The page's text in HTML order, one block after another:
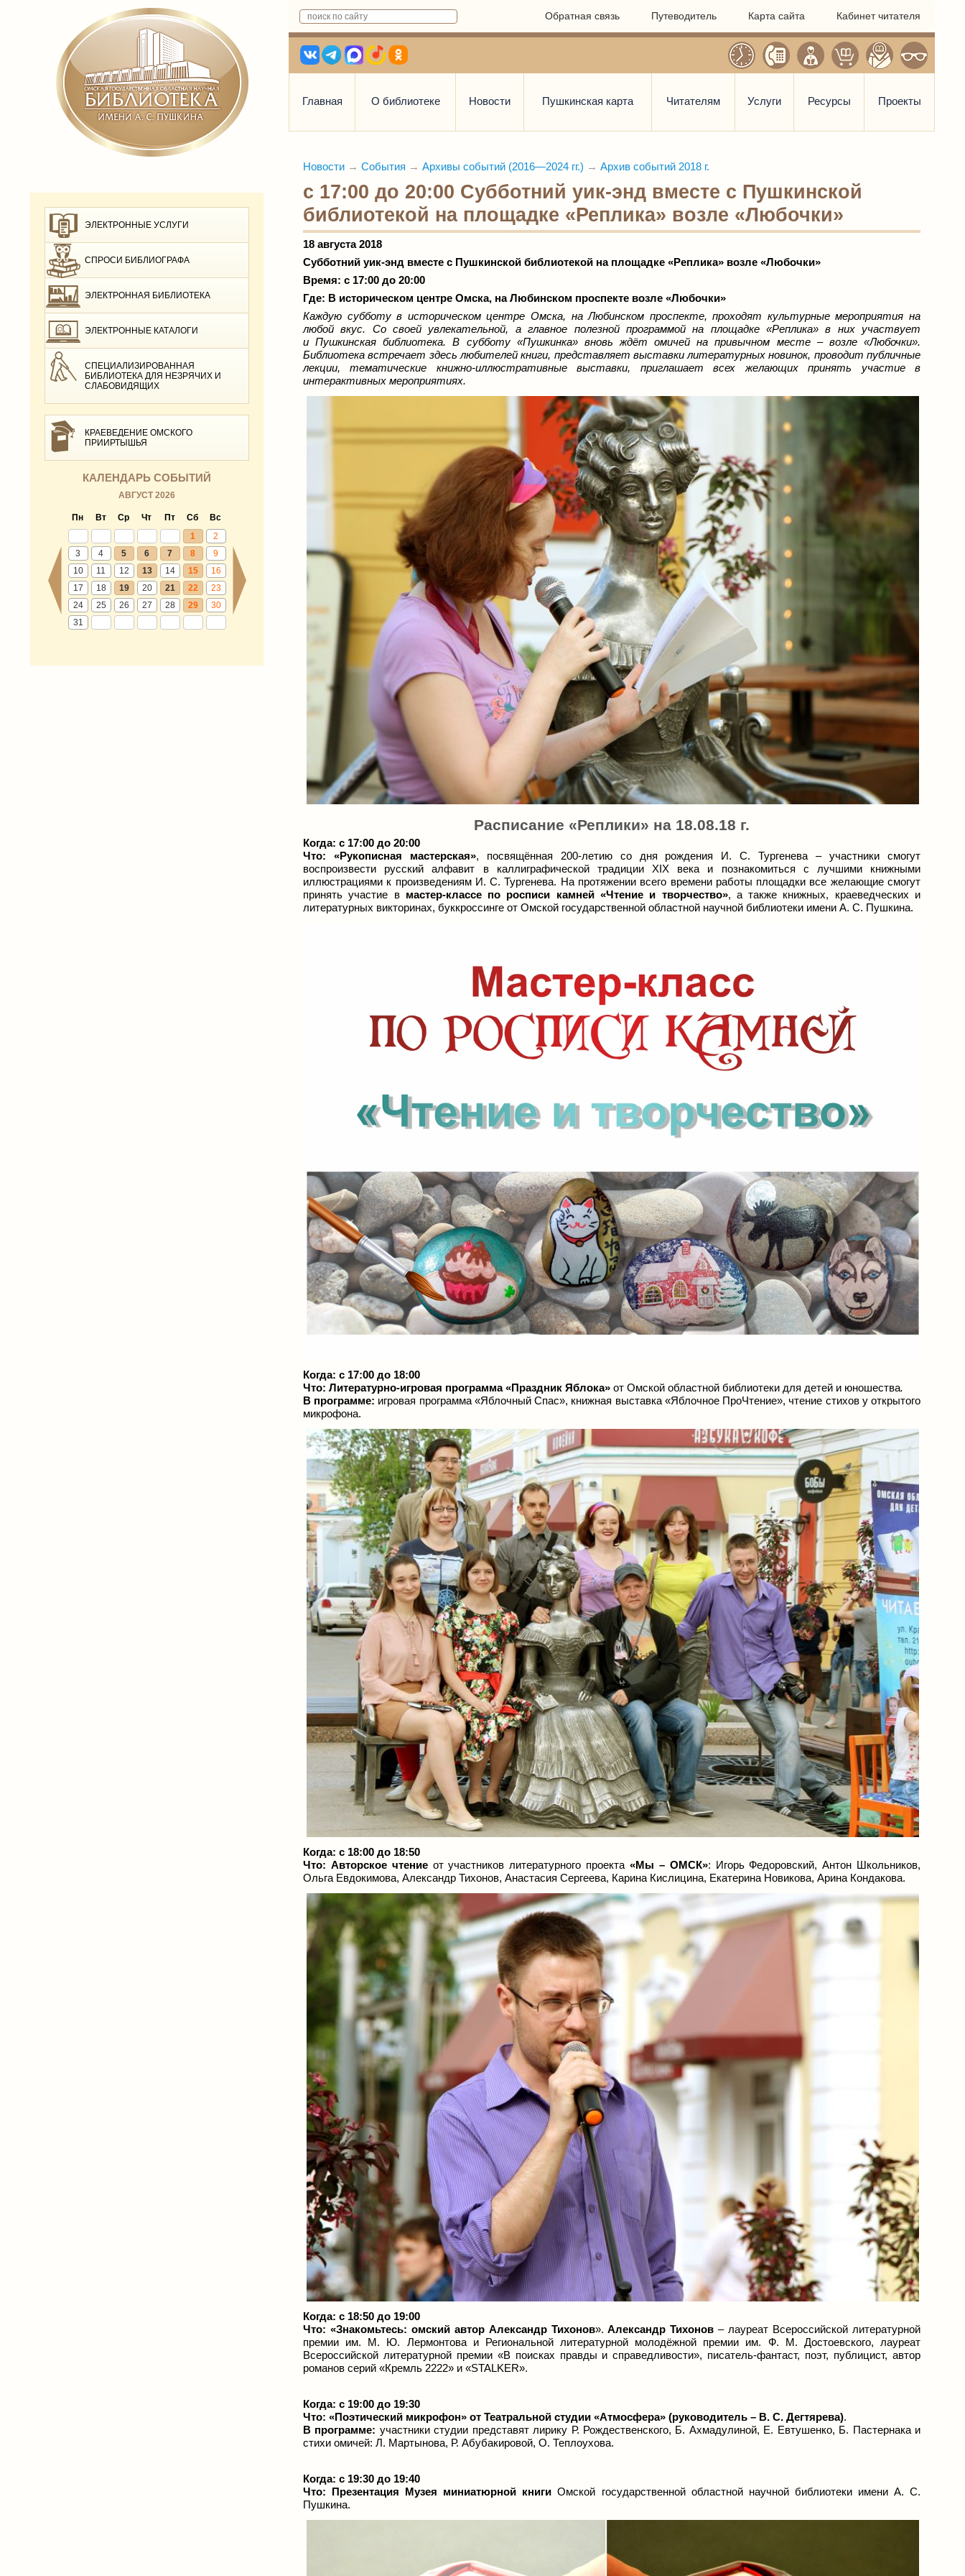
Обратная связь Путеводитель Карта сайта Кабинет читателя
Главная О библиотеке Новости Пушкинская карта Читателям Услуги Ресурсы Проекты
ЭЛЕКТРОННЫЕ УСЛУГИ
СПРОСИ БИБЛИОГРАФА
ЭЛЕКТРОННАЯ БИБЛИОТЕКА
ЭЛЕКТРОННЫЕ КАТАЛОГИ
СПЕЦИАЛИЗИРОВАННАЯ
БИБЛИОТЕКА ДЛЯ НЕЗРЯЧИХ И
СЛАБОВИДЯЩИХ
КРАЕВЕДЕНИЕ ОМСКОГО
ПРИИРТЫШЬЯ
КАЛЕНДАРЬ СОБЫТИЙ
АВГУСТ 2026
Пн Вт Ср Чт Пт Сб
Вс
1
2
3
4 5 6 7 8
9
10
11 12 13 14 15
16
17
18 19 20 21 22
23
24
25 26 27 28 29
30
31
Новости → События → Архивы событий (2016—2024 гг.) → Архив событий 2018 г.
с 17:00 до 20:00 Субботний уик-энд вместе с Пушкинской
библиотекой на площадке «Реплика» возле «Любочки»
18 августа 2018
Субботний уик-энд вместе с Пушкинской библиотекой на площадке «Реплика» возле «Любочки»
Время: с 17:00 до 20:00
Где: В историческом центре Омска, на Любинском проспекте возле «Любочки»
Каждую субботу в историческом центре Омска, на Любинском проспекте, проходят культурные мероприятия на
любой вкус. Со своей увлекательной, а главное полезной программой на площадке «Реплика» в них участвует
и Пушкинская библиотека. В субботу «Пушкинка» вновь ждёт омичей на привычном месте – возле «Любочки».
Библиотека встречает здесь любителей книги, представляет выставки литературных новинок, проводит публичные
лекции, тематические книжно-иллюстративные выставки, приглашает всех желающих принять участие в
интерактивных мероприятиях.
Расписание «Реплики» на 18.08.18 г.
Когда: с 17:00 до 20:00
Что:
«Рукописная мастерская», посвящённая 200-летию со дня рождения И. С. Тургенева – участники смогут
воспроизвести русский алфавит в каллиграфической традиции XIX века и познакомиться с лучшими книжными
иллюстрациями к произведениям И. С. Тургенева. На протяжении всего времени работы площадки все желающие смогут
принять участие в мастер-классе по росписи камней «Чтение и творчество», а также книжных, краеведческих и
литературных викторинах, буккроссинге от Омской государственной областной научной библиотеки имени А. С. Пушкина.
Когда: с 17:00 до 18:00
Что: Литературно-игровая программа«Праздник Яблока» от Омской областной библиотеки для детей и юношества.
В программе: игровая программа «Яблочный Спас», книжная выставка «Яблочное ПроЧтение», чтение стихов у открытого
микрофона.
Когда: с 18:00 до 18:50
Что: Авторское чтение от участников литературного проекта «Мы – ОМСК»: ИгорьФедоровский, Антон Школьников,
Ольга Евдокимова, Александр Тихонов, Анастасия Сергеева, Карина Кислицина, Екатерина Новикова, Арина Кондакова.
Когда: с 18:50 до 19:00
Что: «Знакомьтесь: омский автор Александр Тихонов».Александр Тихонов – лауреат Всероссийской литературной
премии им. М. Ю. Лермонтова и Региональной литературной молодёжной премии им. Ф. М. Достоевского, лауреат
Всероссийской литературной премии «В поисках правды и справедливости», писатель-фантаст, поэт, публицист, автор
романов серий «Кремль 2222» и «STALKER».
Когда: с 19:00 до 19:30
Что: «Поэтический микрофон» от Театральной студии «Атмосфера» (руководитель – В. С. Дегтярева).
В программе: участники студии представят лирику Р. Рождественского, Б. Ахмадулиной, Е. Евтушенко, Б. Пастернака и
стихи омичей: Л. Мартынова, Р. Абубакировой, О. Теплоухова.
Когда: с 19:30 до 19:40
Что: Презентация Музея миниатюрной книги Омской государственной областной научной библиотеки имени А. С.
Пушкина.